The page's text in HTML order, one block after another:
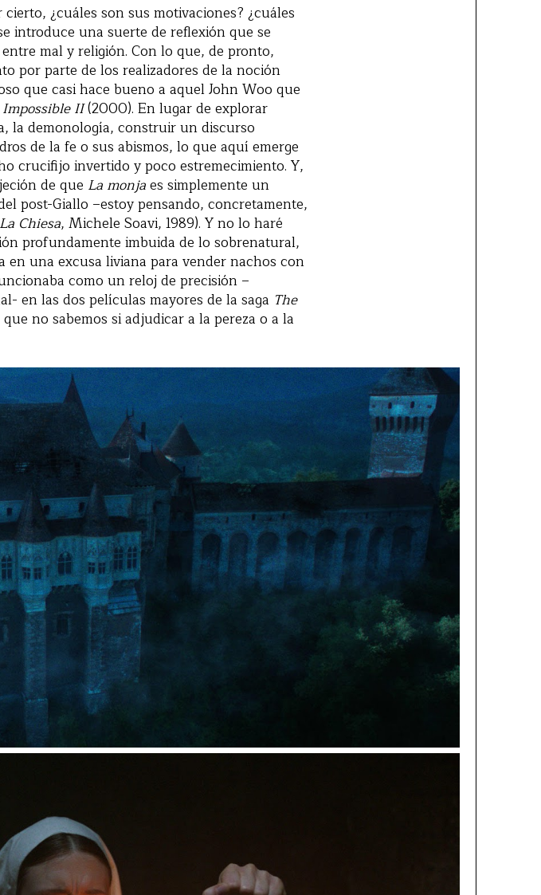
¿cuáles son sus motivaciones? ¿cuáles
introduce una suerte de reflexión que se
mal y religión. Con lo que, de pronto,
por parte de los realizadores de la noción
que casi hace bueno a aquel John Woo que
II(2000). En lugar de explorar
la demonología, construir un discurso
de la fe o sus abismos, lo que aquí emerge
crucifijo invertido y poco estremecimiento. Y,
de que La monjaes simplemente un
post-Giallo –estoy pensando, concretamente,
La Chiesa, Michele Soavi, 1989). Y no lo haré
profundamente imbuida de lo sobrenatural,
una excusa liviana para vender nachos con
como un reloj de precisión –
en las dos películas mayores de la saga The
no sabemos si adjudicar a la pereza o a la